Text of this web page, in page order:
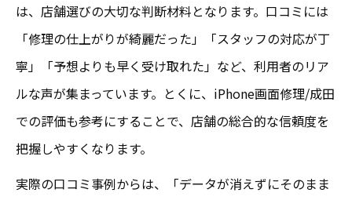
は、店舗選びの大切な判断材料となります。口コミには
「修理の仕上がりが綺麗だった」「スタッフの対応が丁
寧」「予想よりも早く受け取れた」など、利用者のリア
ルな声が集まっています。とくに、iPhone画面修理/成田
での評価も参考にすることで、店舗の総合的な信頼度を
把握しやすくなります。
実際の口コミ事例からは、「データが消えずにそのまま